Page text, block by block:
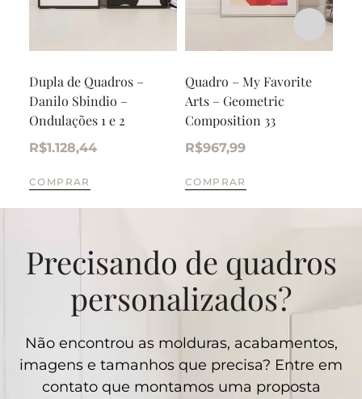
Dupla de Quadros –
Danilo Sbindio –
Ondulações 1 e 2
R$1.128,44
COMPRAR
Quadro – My Favorite
Arts – Geometric
Composition 33
R$967,99
COMPRAR
Precisando de quadros
personalizados?
Não encontrou as molduras, acabamentos,
imagens e tamanhos que precisa? Entre em
contato que montamos uma proposta